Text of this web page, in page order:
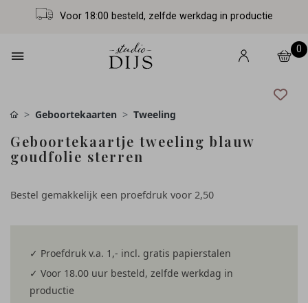
Voor 18:00 besteld, zelfde werkdag in productie
0
Geboortekaarten Tweeling
Geboortekaartje tweeling blauw
goudfolie sterren
Bestel gemakkelijk een proefdruk voor 2,50
✓ Proefdruk v.a. 1,- incl. gratis papierstalen
✓ Voor 18.00 uur besteld, zelfde werkdag in
productie